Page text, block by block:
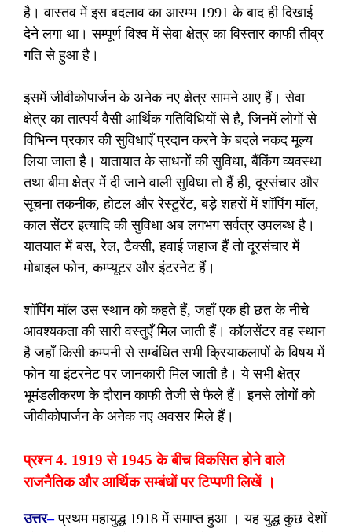
है। वास्तव में इस बदलाव का आरम्भ 1991 के बाद ही दिखाई
देने लगा था। सम्पूर्ण विश्व में सेवा क्षेत्र का विस्तार काफी तीव्र
गति से हुआ है।
इसमें जीवीकोपार्जन के अनेक नए क्षेत्र सामने आए हैं। सेवा
क्षेत्र का तात्पर्य वैसी आर्थिक गतिविधियों से है, जिनमें लोगों से
विभिन्न प्रकार की सुविधाएँ प्रदान करने के बदले नकद मूल्य
लिया जाता है। यातायात के साधनों की सुविधा, बैंकिंग व्यवस्था
तथा बीमा क्षेत्र में दी जाने वाली सुविधा तो हैं ही, दूरसंचार और
सूचना तकनीक, होटल और रेस्टुरेंट, बड़े शहरों में शॉपिंग मॉल,
काल सेंटर इत्यादि की सुविधा अब लगभग सर्वत्र उपलब्ध है।
यातयात में बस, रेल, टैक्सी, हवाई जहाज हैं तो दूरसंचार में
मोबाइल फोन, कम्प्यूटर और इंटरनेट हैं।
शॉपिंग मॉल उस स्थान को कहते हैं, जहाँ एक ही छत के नीचे
आवश्यकता की सारी वस्तुएँ मिल जाती हैं। कॉलसेंटर वह स्थान
है जहाँ किसी कम्पनी से सम्बंधित सभी क्रियाकलापों के विषय में
फोन या इंटरनेट पर जानकारी मिल जाती है। ये सभी क्षेत्र
भूमंडलीकरण के दौरान काफी तेजी से फैले हैं। इनसे लोगों को
जीवीकोपार्जन के अनेक नए अवसर मिले हैं।
प्रश्न 4. 1919 से 1945 के बीच विकसित होने वाले
राजनैतिक और आर्थिक सम्बंधों पर टिप्पणी लिखें ।
उत्तर–प्रथम महायुद्ध 1918 में समाप्त हुआ । यह युद्ध कुछ देशों